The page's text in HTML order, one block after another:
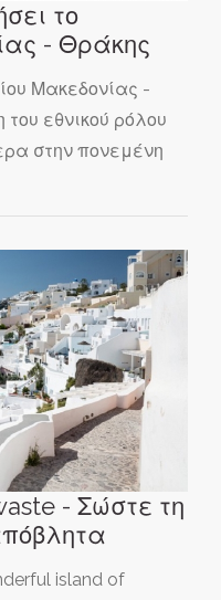
το
- Θράκης
Μακεδονίας -
εθνικού ρόλου
στην πονεμένη
- Σώστε τη
island of